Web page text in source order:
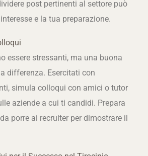
post pertinenti al settore può
e la tua preparazione.
essere stressanti, ma una buona
differenza. Esercitati con
simula colloqui con amici o tutor
aziende a cui ti candidi. Prepara
porre ai recruiter per dimostrare il